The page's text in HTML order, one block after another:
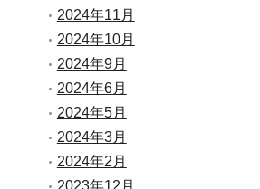
2024年11月
2024年10月
2024年9月
2024年6月
2024年5月
2024年3月
2024年2月